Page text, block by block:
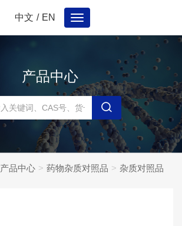
中文 / EN
Toggle
navigation
产品中心
产品中心 药物杂质对照品 杂质对照品